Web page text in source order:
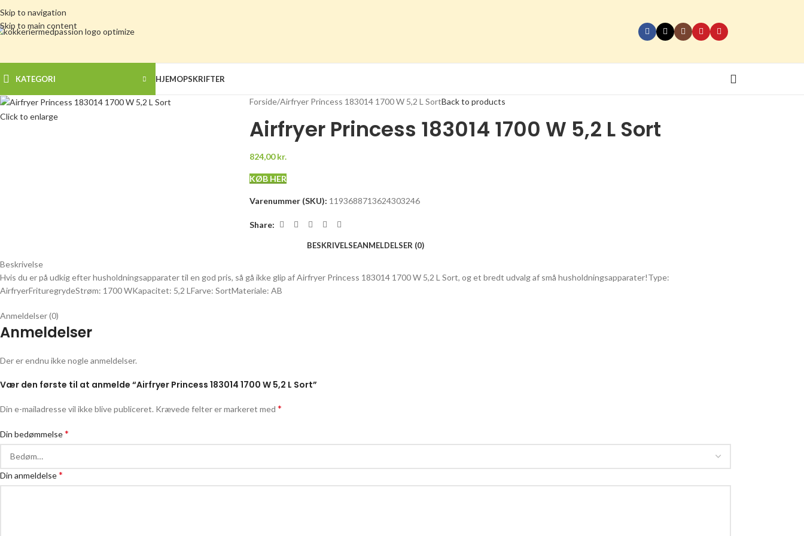
Skip to navigation
Skip to main content
KATEGORI HJEMOPSKRIFTER
Click to enlarge
Forside Airfryer Princess 183014 1700 W 5,2 L SortBack to products
Airfryer Princess 183014 1700 W 5,2 L Sort
824,00kr.
KØB HER
Varenummer (SKU): 1193688713624303246
Share:
BESKRIVELSEANMELDELSER (0)
Beskrivelse
Hvis du er på udkig efter husholdningsapparater til en god pris, så gå ikke glip af Airfryer Princess 183014 1700 W 5,2 L Sort, og et bredt udvalg af små husholdningsapparater!Type:
AirfryerFrituregrydeStrøm: 1700 WKapacitet: 5,2 LFarve: SortMateriale: AB
Anmeldelser (0)
Anmeldelser
Der er endnu ikke nogle anmeldelser.
Vær den første til at anmelde “Airfryer Princess 183014 1700 W 5,2 L Sort”
Din e-mailadresse vil ikke blive publiceret. Krævede felter er markeret med *
Din bedømmelse*
Din anmeldelse*